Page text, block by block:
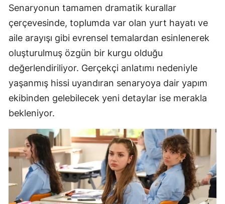
Senaryonun tamamen dramatik kurallar
çerçevesinde, toplumda var olan yurt hayatı ve
aile arayışı gibi evrensel temalardan esinlenerek
oluşturulmuş özgün bir kurgu olduğu
değerlendiriliyor. Gerçekçi anlatımı nedeniyle
yaşanmış hissi uyandıran senaryoya dair yapım
ekibinden gelebilecek yeni detaylar ise merakla
bekleniyor.